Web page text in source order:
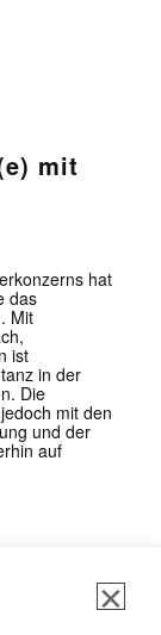
mit
hat
das
Mit
ist
in der
Die
mit den
und der
auf